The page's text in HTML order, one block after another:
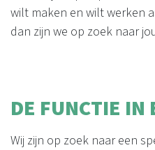
wilt maken en wilt werken
dan zijn we op zoek naar
DE FUNCTIE IN
Wij zijn op zoek naar een